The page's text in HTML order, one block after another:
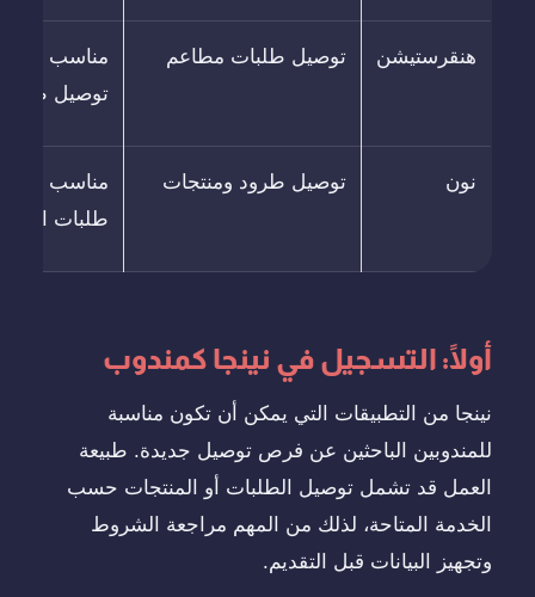
هنقرستيشن توصيل طلبات مطاعم
مناسب لمن
توصيل
نون توصيل طرود ومنتجات
مناسب لمن
طلبات
أولًا: التسجيل في نينجا كمندوب
نينجا من التطبيقات التي يمكن أن تكون مناسبة
للمندوبين الباحثين عن فرص توصيل جديدة. طبيعة
العمل قد تشمل توصيل الطلبات أو المنتجات حسب
الخدمة المتاحة، لذلك من المهم مراجعة الشروط
وتجهيز البيانات قبل التقديم.